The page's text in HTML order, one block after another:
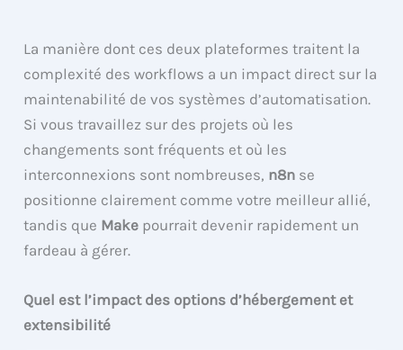
La manière dont ces deux plateformes traitent la
complexité des workflows a un impact direct sur la
maintenabilité de vos systèmes d’automatisation.
Si vous travaillez sur des projets où les
changements sont fréquents et où les
interconnexions sont nombreuses, n8n se
positionne clairement comme votre meilleur allié,
tandis que Make pourrait devenir rapidement un
fardeau à gérer.
Quel est l’impact des options d’hébergement et
extensibilité